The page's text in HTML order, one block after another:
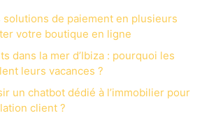
solutions de paiement en plusieurs
votre boutique en ligne
dans la mer d’Ibiza : pourquoi les
leurs vacances ?
un chatbot dédié à l’immobilier pour
client ?